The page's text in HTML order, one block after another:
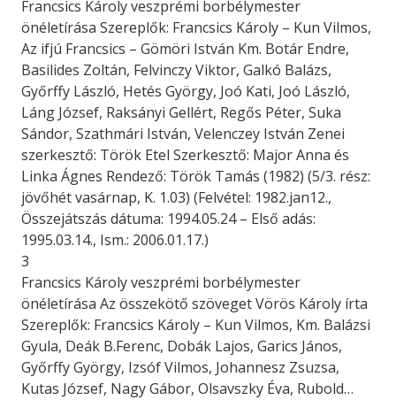
Francsics Károly veszprémi borbélymester
önéletírása Szereplők: Francsics Károly – Kun Vilmos,
Az ifjú Francsics – Gömöri István Km. Botár Endre,
Basilides Zoltán, Felvinczy Viktor, Galkó Balázs,
Győrffy László, Hetés György, Joó Kati, Joó László,
Láng József, Raksányi Gellért, Regős Péter, Suka
Sándor, Szathmári István, Velenczey István Zenei
szerkesztő: Török Etel Szerkesztő: Major Anna és
Linka Ágnes Rendező: Török Tamás (1982) (5/3. rész:
jövőhét vasárnap, K. 1.03) (Felvétel: 1982.jan12.,
Összejátszás dátuma: 1994.05.24 – Első adás:
1995.03.14., Ism.: 2006.01.17.)
3
Francsics Károly veszprémi borbélymester
önéletírása Az összekötő szöveget Vörös Károly írta
Szereplők: Francsics Károly – Kun Vilmos, Km. Balázsi
Gyula, Deák B.Ferenc, Dobák Lajos, Garics János,
Győrffy György, Izsóf Vilmos, Johannesz Zsuzsa,
Kutas József, Nagy Gábor, Olsavszky Éva, Rubold…